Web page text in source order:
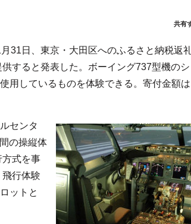
共有
31日、東京・大田区へのふるさと納税返礼
すると発表した。ボーイング737型機の
用しているものを体験できる。寄付金額
センタ
の操縦体
方式を事
行体験
ットと